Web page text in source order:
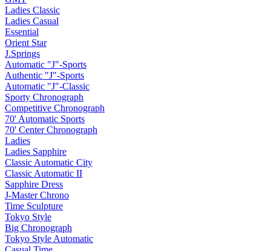
Ladies Classic
Ladies Casual
Essential
Orient Star
J.Springs
Automatic "J"-Sports
Authentic "J"-Sports
Automatic "J"-Classic
Sporty Chronograph
Competitive Chronograph
70' Automatic Sports
70' Center Chronograph
Ladies
Ladies Sapphire
Classic Automatic City
Classic Automatic II
Sapphire Dress
J-Master Chrono
Time Sculpture
Tokyo Style
Big Chronograph
Tokyo Style Automatic